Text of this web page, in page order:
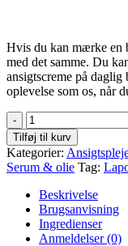
Hvis du kan mærke en
med det samme. Du
ansigtscreme på
oplevelse som os, når
Clarifying
Treatment
antal
Tilføj til kurv
Kategorier:
Serum & olie Tag:
Beskrivelse
Brugsanvisning
Ingredienser
Anmeldelser (0)